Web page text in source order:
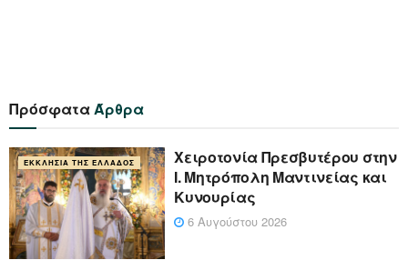
ΠρόσφαταΆρθρα
ΕΚΚΛΗΣΊΑ ΤΗΣ ΕΛΛΆΔΟΣ
Xειροτονία Πρεσβυτέρου στην
Ι. Μητρόπολη Μαντινείας και
Κυνουρίας
6 Αυγούστου 2026